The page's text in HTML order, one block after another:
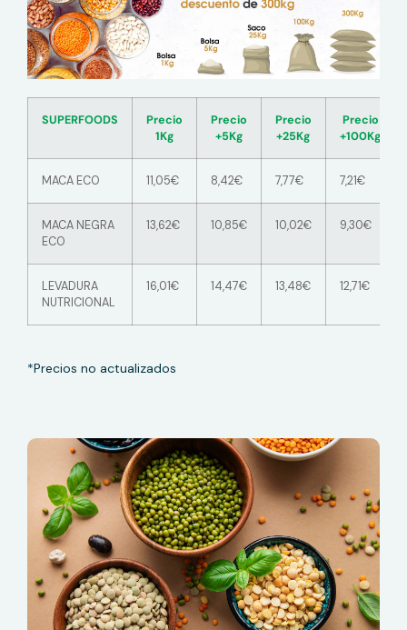
SUPERFOODS
Precio
1Kg
Precio
+5Kg
Precio
+25Kg
Precio
+100Kg
MACA ECO 11,05€ 8,42€ 7,77€ 7,21€
MACA NEGRA
ECO
13,62€ 10,85€ 10,02€ 9,30€
LEVADURA
NUTRICIONAL
16,01€ 14,47€ 13,48€ 12,71€
*Precios no actualizados